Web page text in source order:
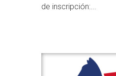
de inscripción:...